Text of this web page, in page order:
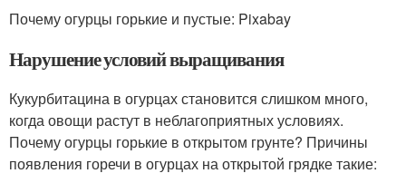
Почему огурцы горькие и пустые: Pixabay
Нарушение условий выращивания
Кукурбитацина в огурцах становится слишком много,
когда овощи растут в неблагоприятных условиях.
Почему огурцы горькие в открытом грунте? Причины
появления горечи в огурцах на открытой грядке такие: